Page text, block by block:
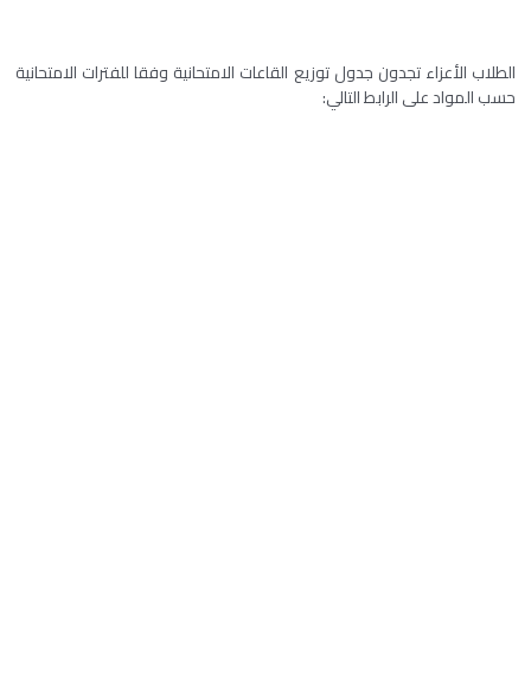
الطلاب الأعزاء تجدون جدول توزيع القاعات الامتحانية وفقا للفترات الامتحانية
حسب المواد على الرابط التالي: